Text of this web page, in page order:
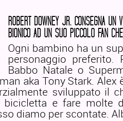
ROBERT DOWNEY JR. CONSEGNA UN
BIONICO AD UN SUO PICCOLO FAN
Ogni bambino ha un
personaggio preferito.
Babbo Natale o
aka Tony Stark. Alex
sviluppato il
bicicletta e fare molte
diamo per scontate.